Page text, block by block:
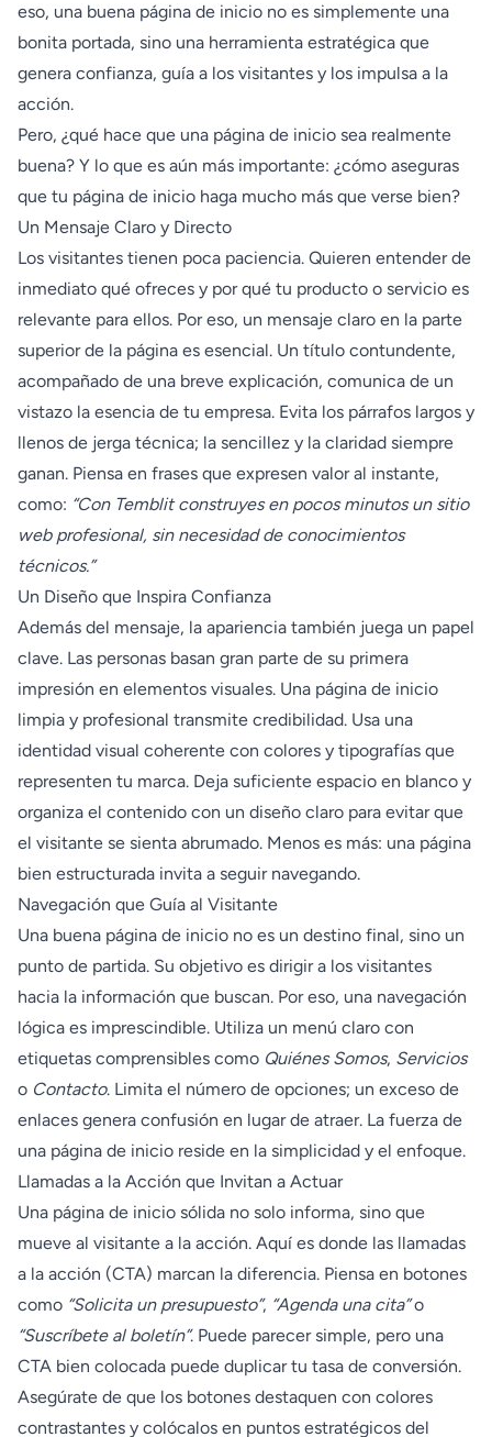
eso, una buena página de inicio no es simplemente una
bonita portada, sino una herramienta estratégica que
genera confianza, guía a los visitantes y los impulsa a la
acción.
Pero, ¿qué hace que una página de inicio sea realmente
buena? Y lo que es aún más importante: ¿cómo aseguras
que tu página de inicio haga mucho más que verse bien?
Un Mensaje Claro y Directo
Los visitantes tienen poca paciencia. Quieren entender de
inmediato qué ofreces y por qué tu producto o servicio es
relevante para ellos. Por eso, un mensaje claro en la parte
superior de la página es esencial. Un título contundente,
acompañado de una breve explicación, comunica de un
vistazo la esencia de tu empresa. Evita los párrafos largos y
llenos de jerga técnica; la sencillez y la claridad siempre
ganan. Piensa en frases que expresen valor al instante,
como: “Con Temblit construyes en pocos minutos un sitio
web profesional, sin necesidad de conocimientos
técnicos.”
Un Diseño que Inspira Confianza
Además del mensaje, la apariencia también juega un papel
clave. Las personas basan gran parte de su primera
impresión en elementos visuales. Una página de inicio
limpia y profesional transmite credibilidad. Usa una
identidad visual coherente con colores y tipografías que
representen tu marca. Deja suficiente espacio en blanco y
organiza el contenido con un diseño claro para evitar que
el visitante se sienta abrumado. Menos es más: una página
bien estructurada invita a seguir navegando.
Navegación que Guía al Visitante
Una buena página de inicio no es un destino final, sino un
punto de partida. Su objetivo es dirigir a los visitantes
hacia la información que buscan. Por eso, una navegación
lógica es imprescindible. Utiliza un menú claro con
etiquetas comprensibles como Quiénes Somos, Servicios
o Contacto. Limita el número de opciones; un exceso de
enlaces genera confusión en lugar de atraer. La fuerza de
una página de inicio reside en la simplicidad y el enfoque.
Llamadas a la Acción que Invitan a Actuar
Una página de inicio sólida no solo informa, sino que
mueve al visitante a la acción. Aquí es donde las llamadas
a la acción (CTA) marcan la diferencia. Piensa en botones
como “Solicita un presupuesto”, “Agenda una cita”o
“Suscríbete al boletín”. Puede parecer simple, pero una
CTA bien colocada puede duplicar tu tasa de conversión.
Asegúrate de que los botones destaquen con colores
contrastantes y colócalos en puntos estratégicos del